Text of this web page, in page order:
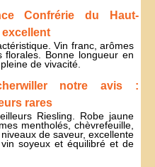
Confrérie du Haut-
Vin franc, arômes
florales. Bonne longueur en
de vivacité.
notre avis :
rares
Riesling. Robe jaune
mentholés, chèvrefeuille,
de saveur, excellente
soyeux et équilibré et de